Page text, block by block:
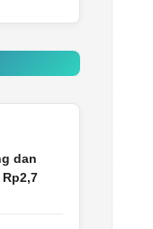
dan